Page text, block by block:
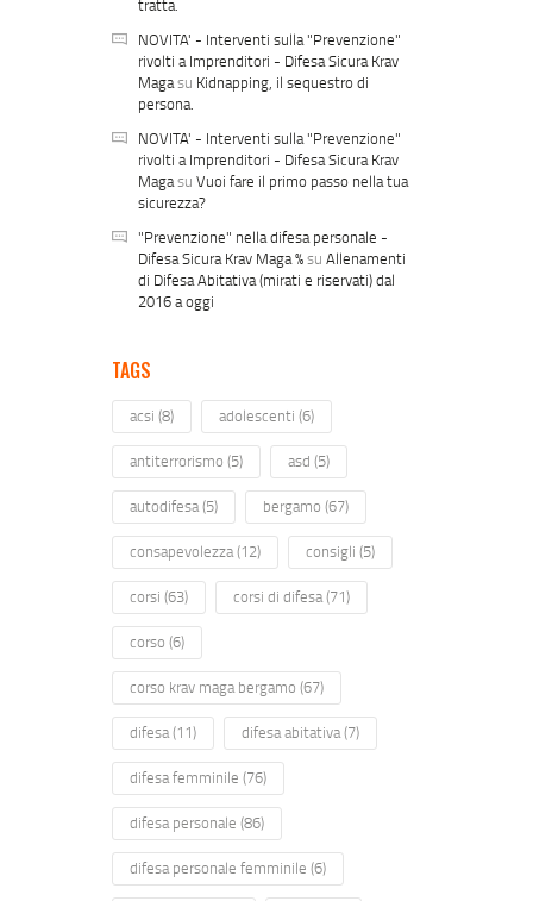
tratta.
NOVITA' - Interventi sulla "Prevenzione"
rivolti a Imprenditori - Difesa Sicura Krav
Magasu Kidnapping, il sequestro di
persona.
NOVITA' - Interventi sulla "Prevenzione"
rivolti a Imprenditori - Difesa Sicura Krav
MagasuVuoi fare il primo passo nella tua
sicurezza?
"Prevenzione" nella difesa personale -
Difesa Sicura Krav Maga %suAllenamenti
di Difesa Abitativa (mirati e riservati) dal
2016 a oggi
TAGS
acsi (8) adolescenti (6)
antiterrorismo (5) asd (5)
autodifesa(5) bergamo (67)
consapevolezza(12) consigli (5)
corsi (63) corsi di difesa(71)
corso (6)
corso krav maga bergamo (67)
difesa(11) difesa abitativa(7)
difesa femminile (76)
difesa personale (86)
difesa personale femminile (6)